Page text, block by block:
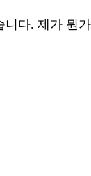
다. 제가 뭔